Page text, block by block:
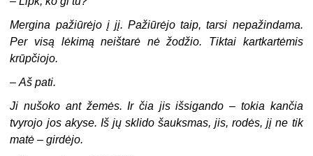
Mergina pažiūrėjo į jį. Pažiūrėjo taip, tarsi nepažindama.
Per visą lėkimą neištarė nė žodžio. Tiktai kartkartėmis
krūpčiojo.
–Aš pati.
Ji nušoko ant žemės. Ir čia jis išsigando – tokia kančia
tvyrojo jos akyse. Iš jų sklido šauksmas, jis, rodės, jį ne tik
matė – girdėjo.